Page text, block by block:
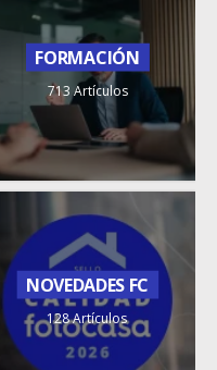
FORMACIÓN
713 Artículos
NOVEDADES FC
128 Artículos